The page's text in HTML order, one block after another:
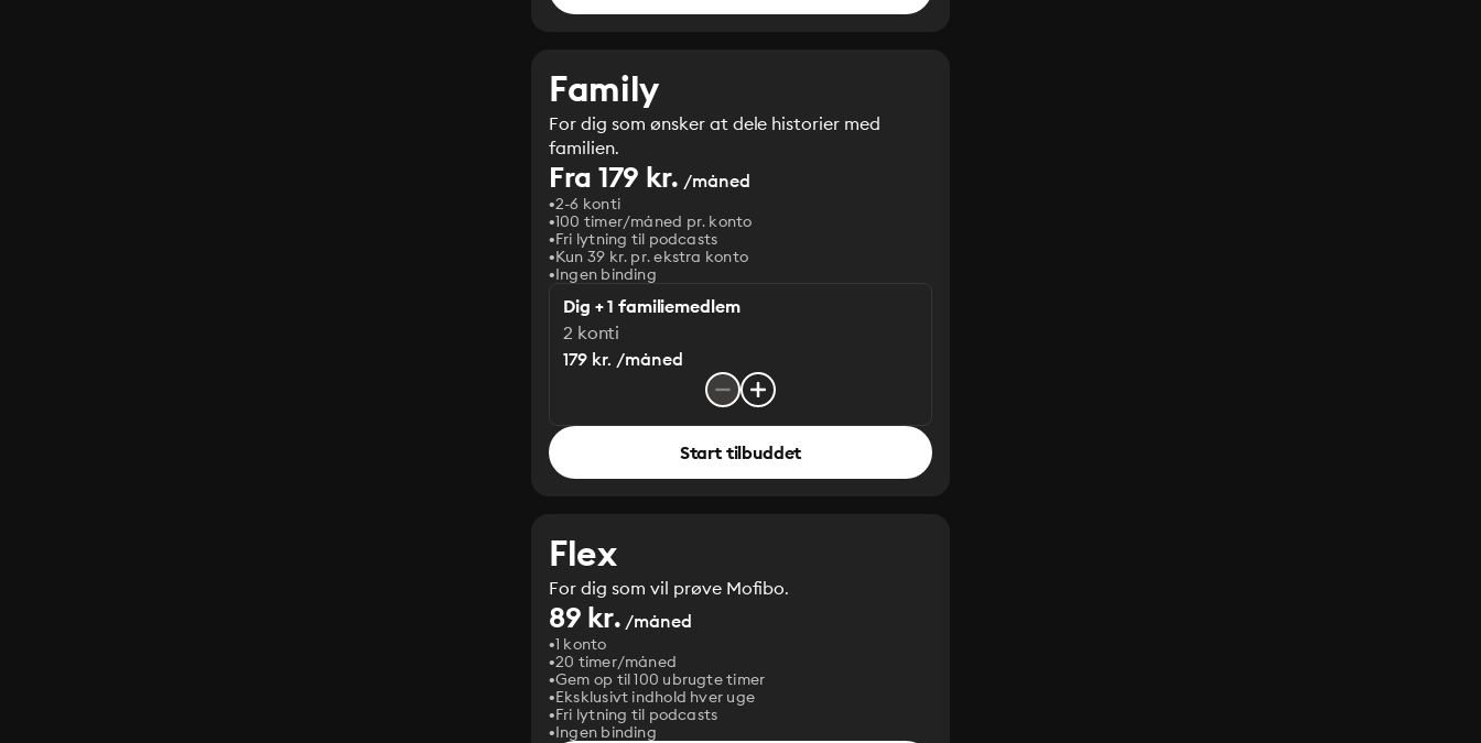
Family
For dig som ønsker at dele historier med
familien.
Fra 179 kr. /måned
2-6 konti
100 timer/måned pr. konto
Fri lytning til podcasts
Kun 39 kr. pr. ekstra konto
Ingen binding
Dig + 1 familiemedlem
2 konti
179 kr. /måned
Start tilbuddet
Flex
For dig som vil prøve Mofibo.
89 kr. /måned
1 konto
20 timer/måned
Gem op til 100 ubrugte timer
Eksklusivt indhold hver uge
Fri lytning til podcasts
Ingen binding